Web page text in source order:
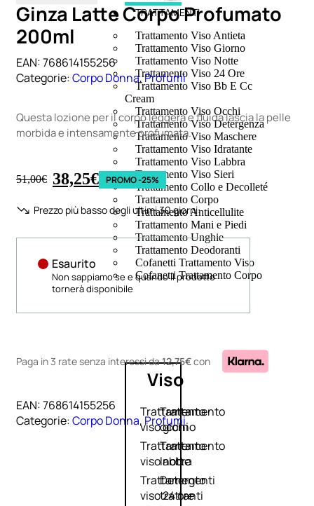
TRATTAMENTI
Trattamento Viso Antieta
Trattamento Viso Giorno
Trattamento Viso Notte
Trattamento Viso 24 Ore
Trattamento Viso Bb E Cc
Cream
Trattamento Viso Occhi
Trattamento Viso Detergenza
Trattamento Viso Maschere
Trattamento Viso Idratante
Trattamento Viso Labbra
Trattamento Viso Sieri
Trattamento Collo e Decolleté
Trattamento Corpo
Trattamento Anticellulite
Trattamento Mani e Piedi
Trattamento Unghie
Trattamento Deodoranti
Cofanetti Trattamento Viso
Cofanetti Trattamento Corpo
Viso
Trattamento
viso giorno
Trattamento
viso notte
Trattamento
viso 24 ore
Trattamento
occhi
Trattamento
labbra
Detergenti
trattanti
Ginza Latte Corpo Profumato
200ml
EAN:768614155256
Categorie:Corpo Donna,Profumi
Questa lozione per il corpo leggera e fluida lascia la pelle
morbida e intensamente profumata.
51,00€ 38,25€ PROMO -25%
Prezzo più basso degli ultimi 30 giorni:
Esaurito
Non sappiamo se e quando il prodotto
tornerà disponibile
Paga in 3 rate senza interessida12,75€con
EAN:768614155256
Categorie:Corpo Donna,Profumi